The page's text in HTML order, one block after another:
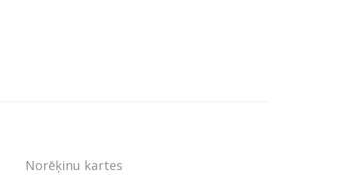
Norēķinu kartes